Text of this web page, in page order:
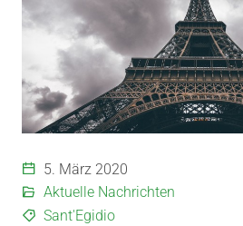
5. März 2020
Aktuelle Nachrichten
Sant'Egidio